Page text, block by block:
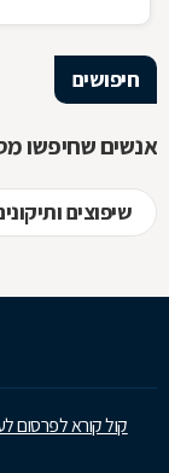
חיפושים
אנשים שחיפשו
שיפוצים
קול קורא לפרסום